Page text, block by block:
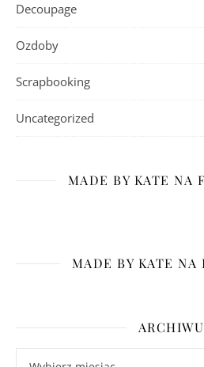
Decoupage
Ozdoby
Scrapbooking
Uncategorized
MADE BY KATE NA
MADE BY KATE NA